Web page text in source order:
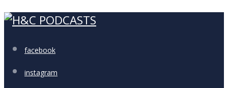
facebook
instagram